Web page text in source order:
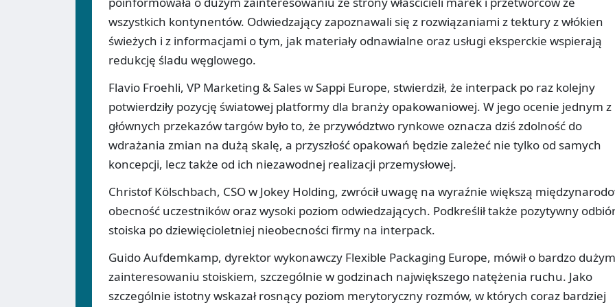
wszystkich kontynentów. Odwiedzający zapoznawali się z rozwiązaniami z tektury z włókien
świeżych i z informacjami o tym, jak materiały odnawialne oraz usługi eksperckie wspierają
redukcję śladu węglowego.
Flavio Froehli, VP Marketing & Sales w Sappi Europe, stwierdził, że interpack po raz kolejny
potwierdziły pozycję światowej platformy dla branży opakowaniowej. W jego ocenie jednym z
głównych przekazów targów było to, że przywództwo rynkowe oznacza dziś zdolność do
wdrażania zmian na dużą skalę, a przyszłość opakowań będzie zależeć nie tylko od samych
koncepcji, lecz także od ich niezawodnej realizacji przemysłowej.
Christof Kölschbach, CSO w Jokey Holding, zwrócił uwagę na wyraźnie większą
obecność uczestników oraz wysoki poziom odwiedzających. Podkreślił także pozytywny
stoiska po dziewięcioletniej nieobecności firmy na interpack.
Guido Aufdemkamp, dyrektor wykonawczy Flexible Packaging Europe, mówił o bardzo dużym
zainteresowaniu stoiskiem, szczególnie w godzinach największego natężenia ruchu. Jako
szczególnie istotny wskazał rosnący poziom merytoryczny rozmów, w których coraz bardziej